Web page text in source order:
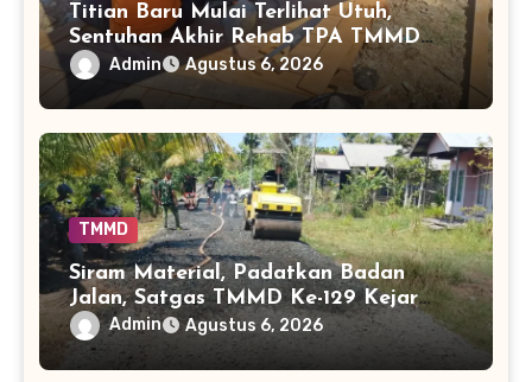
Titian Baru Mulai Terlihat Utuh,
Sentuhan Akhir Rehab TPA TMMD
Perkuat Akses Warga di Tamban
Bangun
Admin Agustus 6, 2026
TMMD
Siram Material, Padatkan Badan
Jalan, Satgas TMMD Ke-129 Kejar
Kualitas Akses Desa Tamban Bangun
Admin Agustus 6, 2026